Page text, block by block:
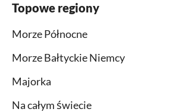
Topowe regiony
Morze Północne
Morze Bałtyckie Niemcy
Majorka
Na całym świecie